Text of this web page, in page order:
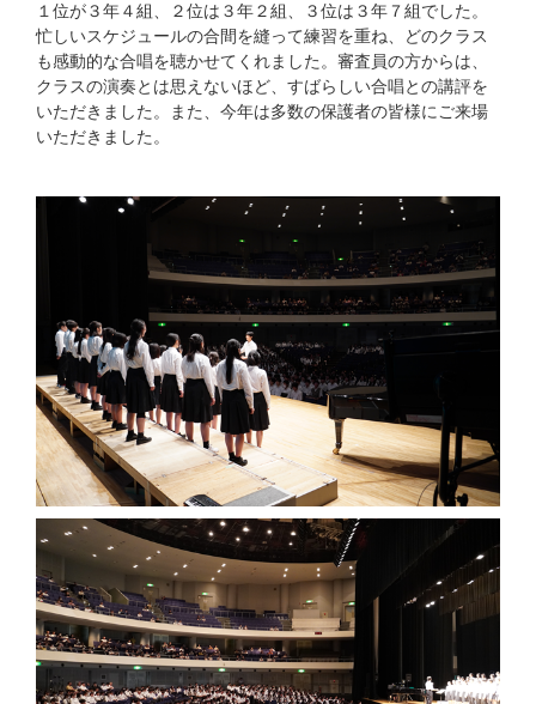
１位が３年４組、２位は３年２組、３位は３年７組でした。
忙しいスケジュールの合間を縫って練習を重ね、どのクラス
も感動的な合唱を聴かせてくれました。審査員の方からは、
クラスの演奏とは思えないほど、すばらしい合唱との講評を
いただきました。また、今年は多数の保護者の皆様にご来場
いただきました。